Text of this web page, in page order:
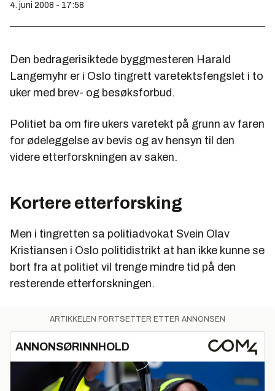
4. juni 2008 - 17:58
Den bedragerisiktede byggmesteren Harald
Langemyhr er i Oslo tingrett varetektsfengslet i to
uker med brev- og besøksforbud.
Politiet ba om fire ukers varetekt på grunn av faren
for ødeleggelse av bevis og av hensyn til den
videre etterforskningen av saken.
Kortere etterforsking
Men i tingretten sa politiadvokat Svein Olav
Kristiansen i Oslo politidistrikt at han ikke kunne se
bort fra at politiet vil trenge mindre tid på den
resterende etterforskningen.
ARTIKKELEN FORTSETTER ETTER ANNONSEN
ANNONSØRINNHOLD